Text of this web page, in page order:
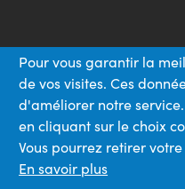
Pour vous garantir la
de vos visites. Ces
d'améliorer notre
en cliquant sur le choix
Vous pourrez retirer
En savoir plus